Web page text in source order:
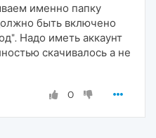
именно папку
быть включено
Надо иметь аккаунт
скачивалось а не
0